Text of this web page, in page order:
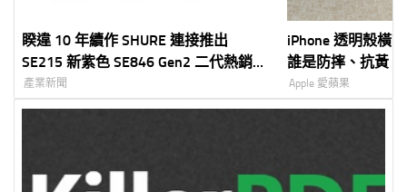
睽違 10 年續作 SHURE 連接推出
SE215 新紫色 SE846 Gen2 二代熱銷入
耳式耳機!
產業新聞
iPhone 透明殼橫
誰是防摔、抗黃
Apple 愛蘋果